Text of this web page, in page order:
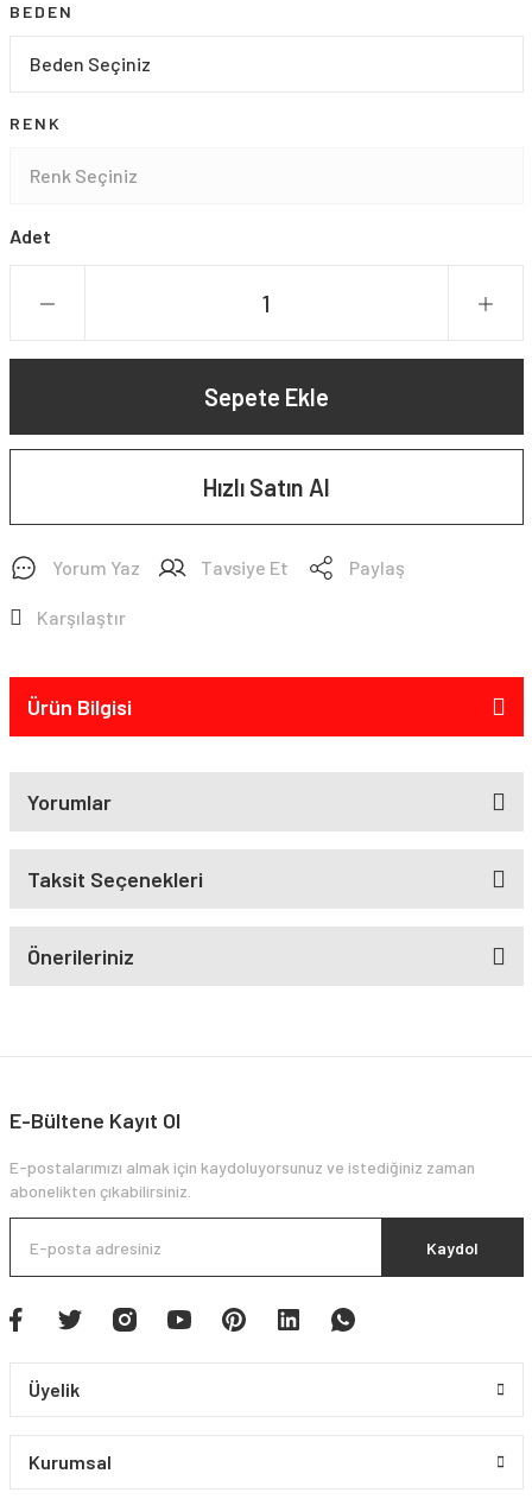
BEDEN
RENK
Adet
Sepete Ekle
Hızlı Satın Al
Yorum Yaz Tavsiye Et Paylaş
Karşılaştır
Ürün Bilgisi
Yorumlar
Taksit Seçenekleri
Önerileriniz
E-Bültene Kayıt Ol
E-postalarımızı almak için kaydoluyorsunuz ve istediğiniz zaman
abonelikten çıkabilirsiniz.
Kaydol
Üyelik
Kurumsal